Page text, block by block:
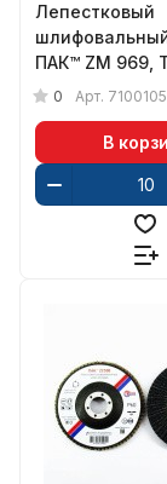
Лепестковый
ПАК™ ZM 969,
Конический
0 Арт.
В